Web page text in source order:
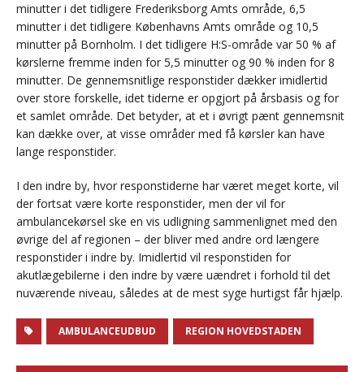
minutter i det tidligere Frederiksborg Amts område, 6,5
minutter i det tidligere Københavns Amts område og 10,5
minutter på Bornholm. I det tidligere H:S-område var 50 % af
kørslerne fremme inden for 5,5 minutter og 90 % inden for 8
minutter. De gennemsnitlige responstider dækker imidlertid
over store forskelle, idet tiderne er opgjort på årsbasis og for
et samlet område. Det betyder, at et i øvrigt pænt gennemsnit
kan dække over, at visse områder med få kørsler kan have
lange responstider.
I den indre by, hvor responstiderne har været meget korte, vil
der fortsat være korte responstider, men der vil for
ambulancekørsel ske en vis udligning sammenlignet med den
øvrige del af regionen – der bliver med andre ord længere
responstider i indre by. Imidlertid vil responstiden for
akutlægebilerne i den indre by være uændret i forhold til det
nuværende niveau, således at de mest syge hurtigst får hjælp.
AMBULANCEUDBUD REGION HOVEDSTADEN